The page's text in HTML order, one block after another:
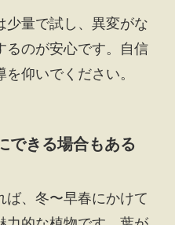
少量で試し、異変がな
るのが安心です。自信
仰いでください。
できる場合もある
ば、冬〜早春にかけて